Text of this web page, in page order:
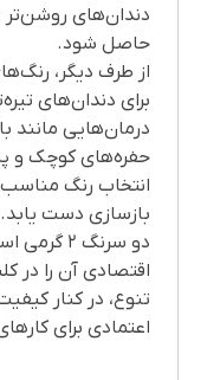
دندان‌های روشن‌تر
حاصل شود.
برای دندان‌های
درمان‌هایی مانند
حفره‌های کوچک و
انتخاب رنگ
بازسازی دست
دو سرنگ
اقتصادی آن را در
تنوع، در کنار کیفیت
اعتمادی برای